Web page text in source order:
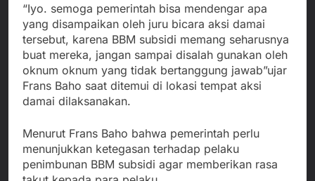
“Iyo. semoga pemerintah bisa mendengar apa
yang disampaikan oleh juru bicara aksi damai
tersebut, karena BBM subsidi memang seharusnya
buat mereka, jangan sampai disalah gunakan oleh
oknum oknum yang tidak bertanggung jawab”ujar
Frans Baho saat ditemui di lokasi tempat aksi
damai dilaksanakan.
Menurut Frans Baho bahwa pemerintah perlu
menunjukkan ketegasan terhadap pelaku
penimbunan BBM subsidi agar memberikan rasa